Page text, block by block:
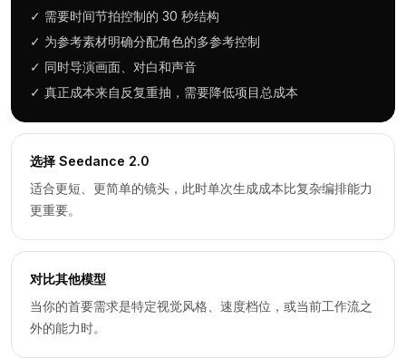
✓ 需要时间节拍控制的 30 秒结构
✓ 为参考素材明确分配角色的多参考控制
✓ 同时导演画面、对白和声音
✓ 真正成本来自反复重抽，需要降低项目总成本
选择 Seedance 2.0
适合更短、更简单的镜头，此时单次生成成本比复杂编排能力
更重要。
对比其他模型
当你的首要需求是特定视觉风格、速度档位，或当前工作流之
外的能力时。